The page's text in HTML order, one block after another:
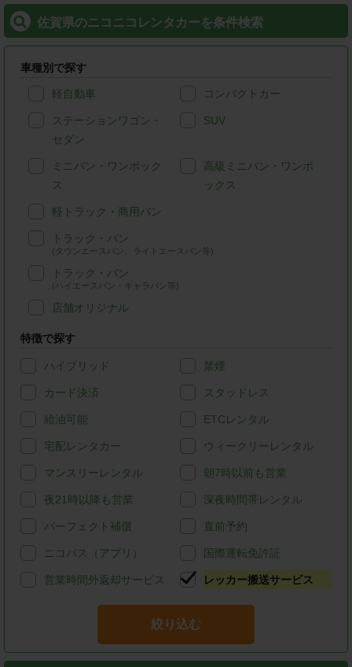
佐賀県のニコニコレンタカーを条件検索
車種別で探す
軽自動車 コンパクトカー
ステーションワゴン・
セダン
SUV
ミニバン・ワンボック
ス
高級ミニバン・ワンボ
ックス
軽トラック・商用バン
トラック・バン
(タウンエースバン、ライトエースバン等)
トラック・バン
(ハイエースバン・キャラバン等)
店舗オリジナル
特徴で探す
ハイブリッド 禁煙
カード決済 スタッドレス
給油可能 ETCレンタル
宅配レンタカー ウィークリーレンタル
マンスリーレンタル 朝7時以前も営業
夜21時以降も営業 深夜時間帯レンタル
パーフェクト補償 直前予約
ニコパス（アプリ） 国際運転免許証
営業時間外返却サービス レッカー搬送サービス
絞り込む